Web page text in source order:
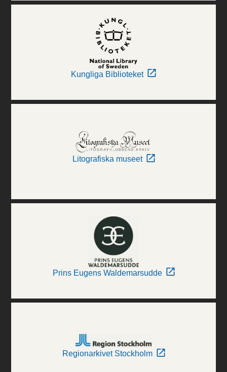
Kungliga Biblioteket
Litografiska museet
Prins Eugens Waldemarsudde
Regionarkivet Stockholm